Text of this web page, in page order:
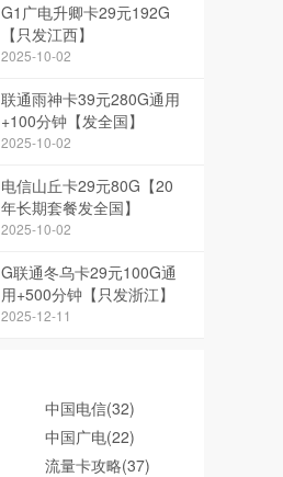
G1广电升卿卡29元192G
【只发江西】
2025-10-02
联通雨神卡39元280G通用
+100分钟【发全国】
2025-10-02
电信山丘卡29元80G【20
年长期套餐发全国】
2025-10-02
G联通冬乌卡29元100G通
用+500分钟【只发浙江】
【长期会员】
2025-12-11
中国电信(32)
中国广电(22)
流量卡攻略(37)